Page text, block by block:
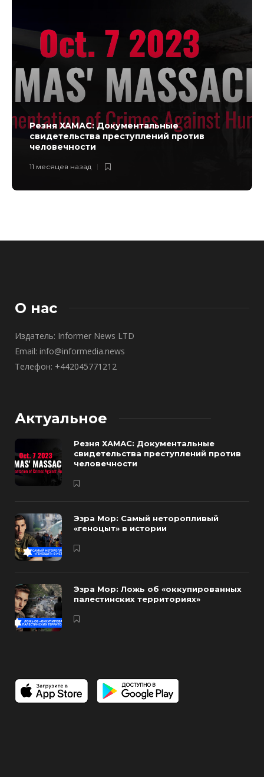
Резня ХАМАС: Документальные
свидетельства преступлений против
человечности
11 месяцев назад
О нас
Издатель: Informer News LTD
Email: info@informedia.news
Телефон: +442045771212
Актуальное
Резня ХАМАС: Документальные
свидетельства преступлений против
человечности
Эзра Мор: Самый неторопливый
«геноцыт» в истории
Эзра Мор: Ложь об «оккупированных
палестинских территориях»